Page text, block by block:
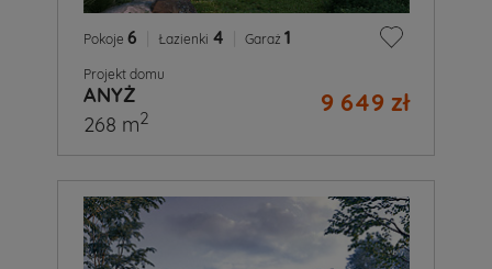
Pokoje 6 Łazienki 4 Garaż 1
Projekt domu
ANYŻ 9 649 zł
268 m2